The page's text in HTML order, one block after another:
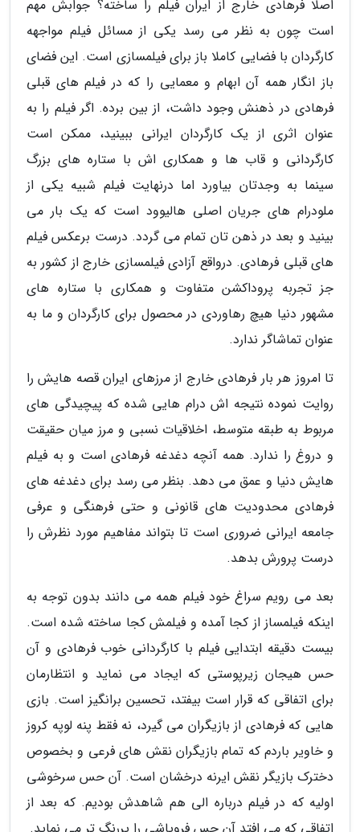
اصلا فرهادی خارج از ایران فیلم را ساخته؟ جوابش مهم
است چون به نظر می رسد یکی از مسائل فیلم مواجهه
کارگردان با فضایی کاملا باز برای فیلمسازی است. این فضای
باز انگار همه آن ابهام و معمایی را که در فیلم های قبلی
فرهادی در ذهنش وجود داشت، از بین برده. اگر فیلم را به
عنوان اثری از یک کارگردان ایرانی ببینید، ممکن است
کارگردانی و قاب ها و همکاری اش با ستاره های بزرگ
سینما به وجدتان بیاورد اما درنهایت فیلم شبیه یکی از
ملودرام های جریان اصلی هالیوود است که یک بار می
بینید و بعد در ذهن تان تمام می گردد. درست برعکس فیلم
های قبلی فرهادی. درواقع آزادی فیلمسازی خارج از کشور به
جز تجربه پروداکشن متفاوت و همکاری با ستاره های
مشهور دنیا هیچ رهاوردی در محصول برای کارگردان و ما به
عنوان تماشاگر ندارد.
تا امروز هر بار فرهادی خارج از مرزهای ایران قصه هایش را
روایت نموده نتیجه اش درام هایی شده که پیچیدگی های
مربوط به طبقه متوسط، اخلاقیات نسبی و مرز میان حقیقت
و دروغ را ندارد. همه آنچه دغدغه فرهادی است و به فیلم
هایش دنیا و عمق می دهد. بنظر می رسد برای دغدغه های
فرهادی محدودیت های قانونی و حتی فرهنگی و عرفی
جامعه ایرانی ضروری است تا بتواند مفاهیم مورد نظرش را
درست پرورش بدهد.
بعد می رویم سراغ خود فیلم همه می دانند بدون توجه به
اینکه فیلمساز از کجا آمده و فیلمش کجا ساخته شده است.
بیست دقیقه ابتدایی فیلم با کارگردانی خوب فرهادی و آن
حس هیجان زیرپوستی که ایجاد می نماید و انتظارمان
برای اتفاقی که قرار است بیفتد، تحسین برانگیز است. بازی
هایی که فرهادی از بازیگران می گیرد، نه فقط پنه لوپه کروز
و خاویر باردم که تمام بازیگران نقش های فرعی و بخصوص
دخترک بازیگر نقش ایرنه درخشان است. آن حس سرخوشی
اولیه که در فیلم درباره الی هم شاهدش بودیم. که بعد از